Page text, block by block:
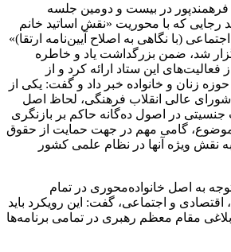
فرهمندپور در بیست و دومین جلسه
رجایی که با محوریت «نقش اساتید خانم
(با نگاهی به اصلاح آیین‌نامه ارتقا)»
شد، ضمن بزرگداشت یاد و خاطره
این ستاد ارائه کرد و از
زنان و خانواده خبر داد و گفت: یکی از
عالی انقلاب فرهنگی، لحاظ اصل
در اصول ده‌گانه حاکم بر بازنگری
موضوع، گامی مهم در جهت حمایت از حقوق
نقش ویژه آنها در نظام علمی کشور
به اصل خانواده‌محوری در تمام
و اجتماعی، گفت: این رویکرد باید
مقام معظم رهبری در تمامی برنامه‌ها